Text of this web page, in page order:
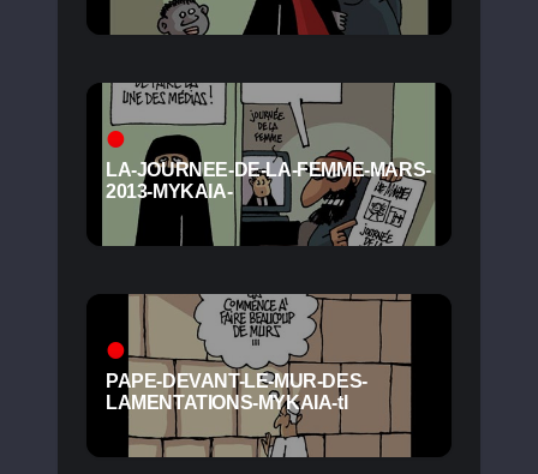
LA-JOURNEE-DE-LA-FEMME-MARS-
2013-MYKAIA-
PAPE-DEVANT-LE-MUR-DES-
LAMENTATIONS-MYKAIA-tl